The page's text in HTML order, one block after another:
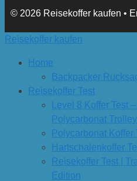
© 2026 Reisekoffer kaufen •
Reisekoffer kaufen
Home
Backpacker
Reisekoffer Test
Level 8 Koffer Test
Polycarbonat
Polycarbonat
Hartschalenkoffer
Reisekoffer Test |
Edition